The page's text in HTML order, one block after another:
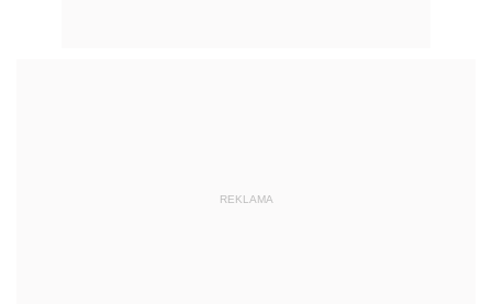
REKLAMA